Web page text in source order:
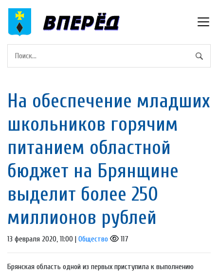
На обеспечение младших
школьников горячим
питанием областной
бюджет на Брянщине
выделит более 250
миллионов рублей
13 февраля 2020, 11:00 | Общество 117
Брянская область одной из первых приступила к выполнению